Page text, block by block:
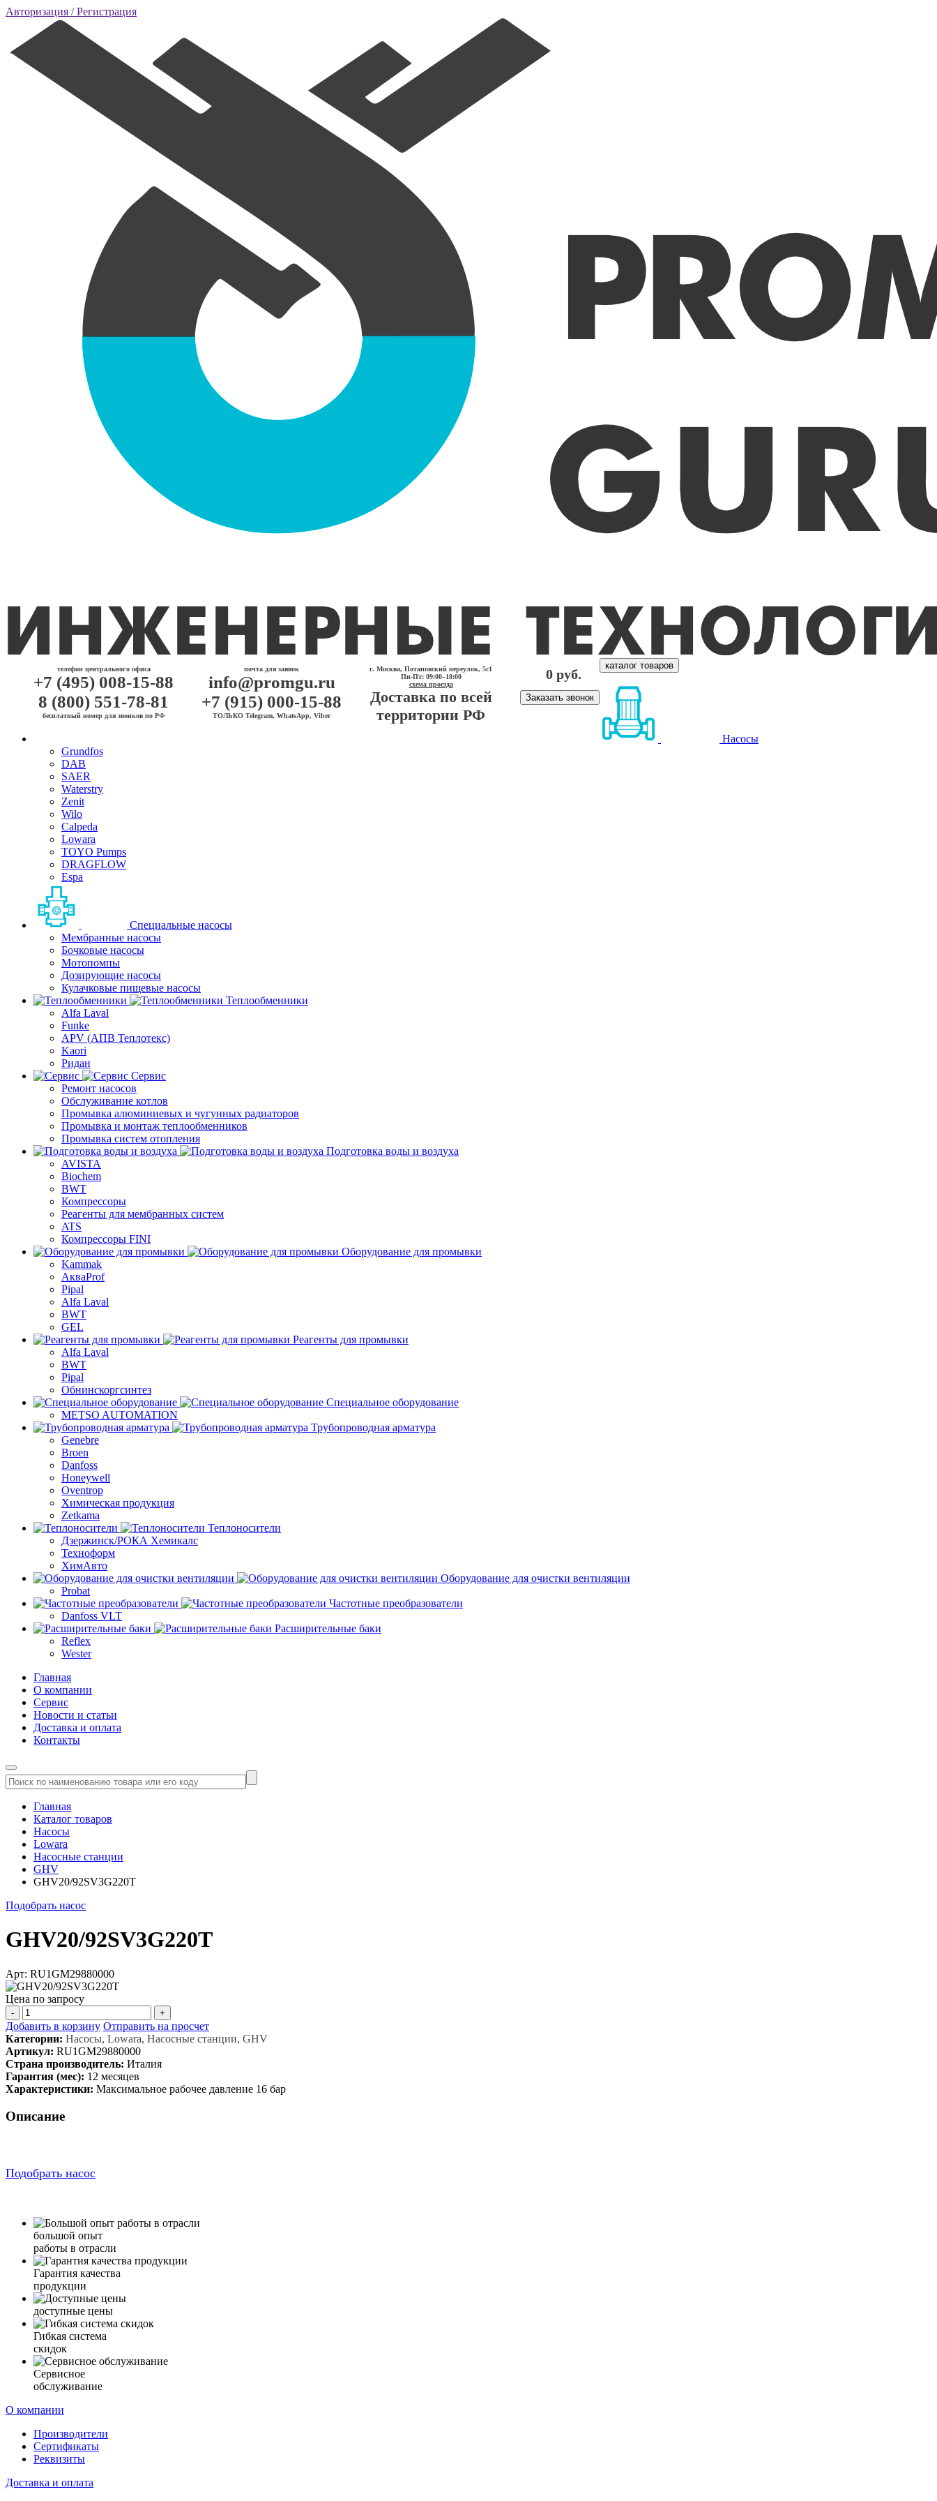
Авторизация / Регистрация
телефон центрального офиса
+7 (495) 008-15-88
8 (800) 551-78-81
бесплатный номер для звонков по РФ
почта для заявок
info@promgu.ru
+7 (915) 000-15-88
ТОЛЬКО Telegram, WhatsApp, Viber
г. Москва, Потаповский переулок, 5с1
Пн-Пт: 09:00–18:00
схема проезда
Доставка по всей
территории РФ
0 руб.
Заказать звонок
каталог товаров
Насосы
Grundfos
DAB
SAER
Waterstry
Zenit
Wilo
Calpeda
Lowara
TOYO Pumps
DRAGFLOW
Espa
Специальные насосы
Мембранные насосы
Бочковые насосы
Мотопомпы
Дозирующие насосы
Кулачковые пищевые насосы
Теплообменники
Alfa Laval
Funke
APV (АПВ Теплотекс)
Kaori
Ридан
Сервис
Ремонт насосов
Обслуживание котлов
Промывка алюминиевых и чугунных радиаторов
Промывка и монтаж теплообменников
Промывка систем отопления
Подготовка воды и воздуха
AVISTA
Biochem
BWT
Компрессоры
Реагенты для мембранных систем
ATS
Компрессоры FINI
Оборудование для промывки
Kammak
АкваProf
Pipal
Alfa Laval
BWT
GEL
Реагенты для промывки
Alfa Laval
BWT
Pipal
Обнинскоргсинтез
Специальное оборудование
METSO AUTOMATION
Трубопроводная арматура
Genebre
Broen
Danfoss
Honeywell
Oventrop
Химическая продукция
Zetkama
Теплоносители
Дзержинск/РОКА Хемикалс
Техноформ
ХимАвто
Оборудование для очистки вентиляции
Probat
Частотные преобразователи
Danfoss VLT
Расширительные баки
Reflex
Wester
Главная
О компании
Сервис
Новости и статьи
Доставка и оплата
Контакты
Главная
Каталог товаров
Насосы
Lowara
Насосные станции
GHV
GHV20/92SV3G220T
Подобрать насос
GHV20/92SV3G220T
Арт: RU1GM29880000
Цена по запросу
- +
Добавить в корзину Отправить на просчет
Категории: Насосы, Lowara, Насосные станции, GHV
Артикул: RU1GM29880000
Страна производитель: Италия
Гарантия (мес): 12 месяцев
Характеристики: Максимальное рабочее давление 16 бар
Описание
Подобрать насос
большой опыт
работы в отрасли
Гарантия качества
продукции
доступные цены
Гибкая система
скидок
Сервисное
обслуживание
О компании
Производители
Сертификаты
Реквизиты
Доставка и оплата